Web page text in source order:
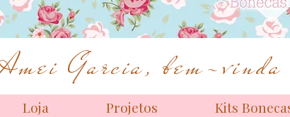
Garcia, bem-vinda
Loja Projetos Kits
Bonecas de alta